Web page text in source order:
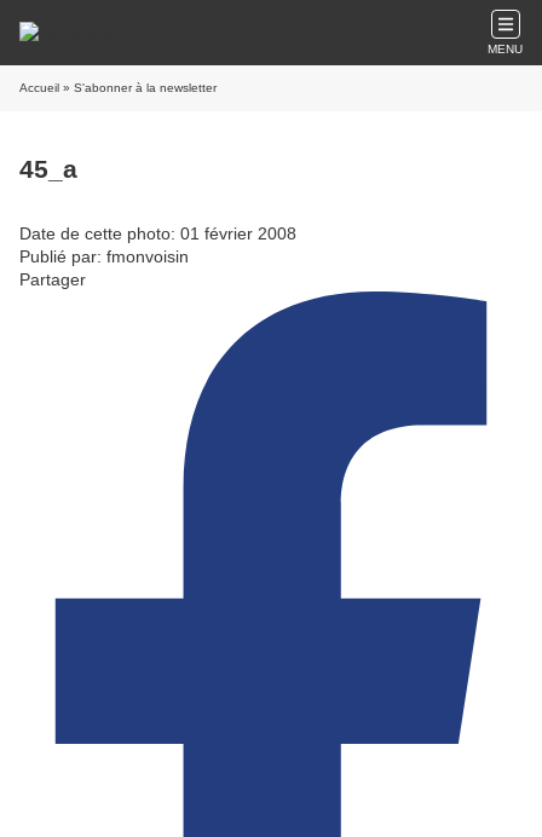
MENU
Accueil » S'abonner à la newsletter
45_a
Date de cette photo: 01 février 2008
Publié par: fmonvoisin
Partager